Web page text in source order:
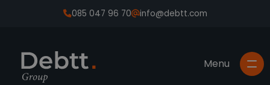
085 047 96 70 info@debtt.com